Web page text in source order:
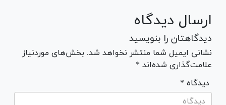
ارسال دیدگاه
دیدگاهتان را بنویسید
نشانی ایمیل شما منتشر نخواهد شد. بخش‌های موردنیاز
علامت‌گذاری شده‌اند *
* دیدگاه